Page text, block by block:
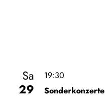
Sa
29
19:30
Sonderkonzerte